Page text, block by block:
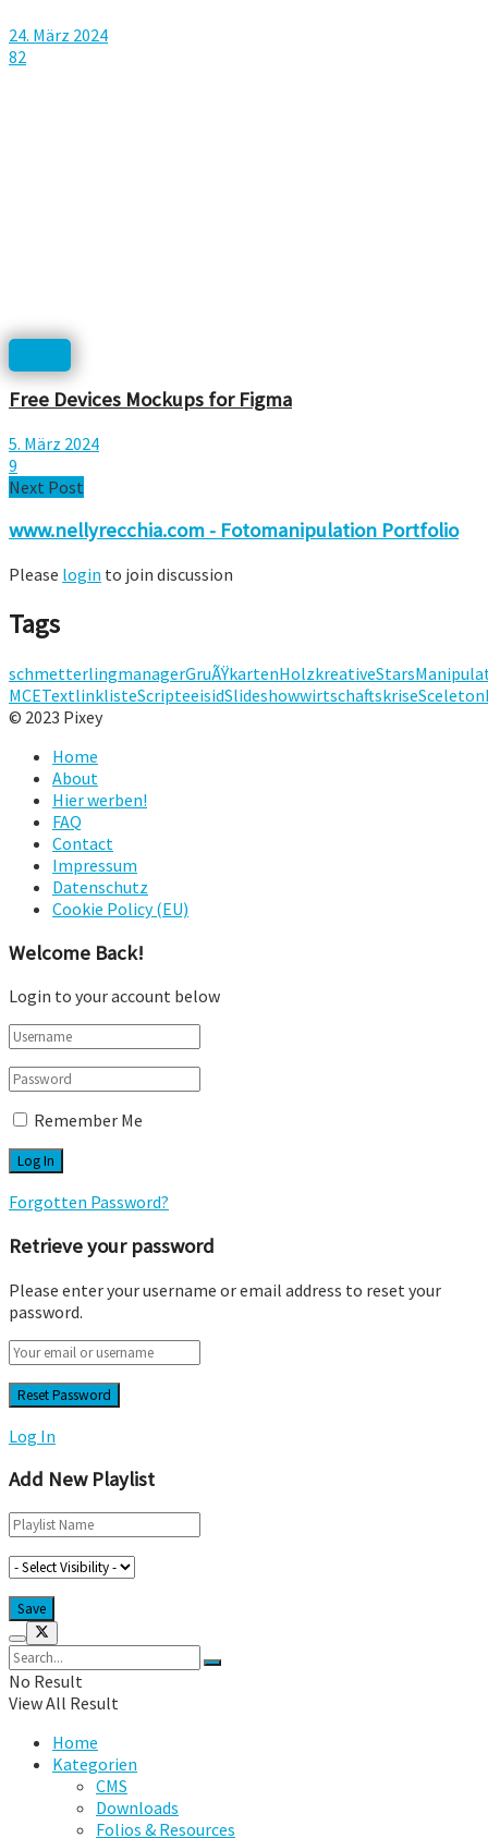
24. März 2024
82
Free Devices Mockups for Figma
5. März 2024
9
Next Post
www.nellyrecchia.com - Fotomanipulation Portfolio
Please login to join discussion
Tags
schmetterlingmanagerGruÃŸkartenHolzkreativeStars
MCETextlinklisteScripteeisidSlideshowwirtschaftskriseSceleton
© 2023 Pixey
Home
About
Hier werben!
FAQ
Contact
Impressum
Datenschutz
Cookie Policy (EU)
Welcome Back!
Login to your account below
Remember Me
Forgotten Password?
Retrieve your password
Please enter your username or email address to reset your
password.
Log In
Add New Playlist
No Result
View All Result
Home
Kategorien
CMS
Downloads
Folios & Resources